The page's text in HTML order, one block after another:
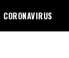
CORONAVIRUS